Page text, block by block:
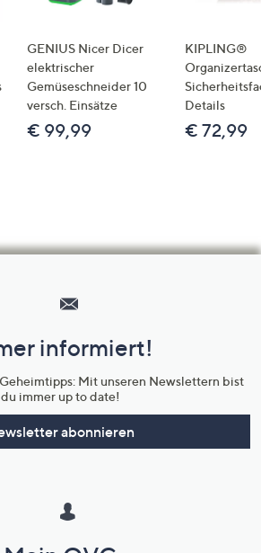
GENIUS Nicer Dicer
elektrischer
Gemüseschneider 10
versch. Einsätze
€ 99,99
KIPLING®
Details
€ 72,99
informiert!
Mit unseren Newslettern bist
du immer up to date!
abonnieren